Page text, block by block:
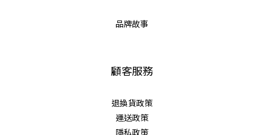
品牌故事
顧客服務
退換貨政策
運送政策
隱私政策